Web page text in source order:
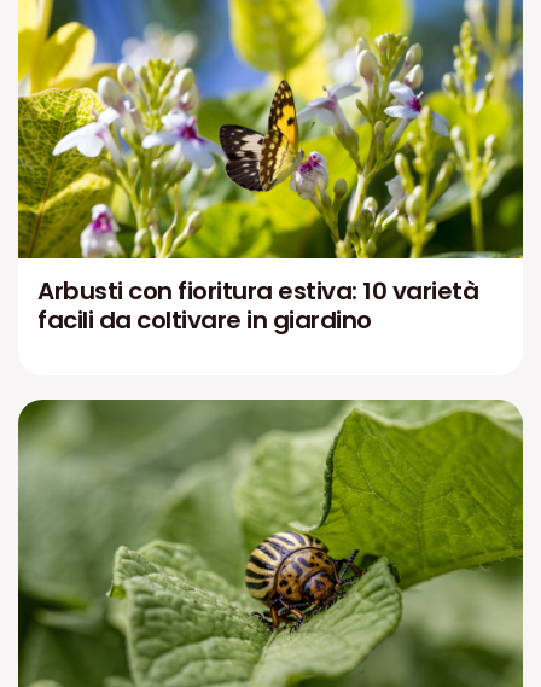
Arbusti con fioritura estiva: 10 varietà
facili da coltivare in giardino